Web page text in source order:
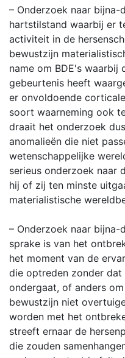
– Onderzoek naar
hartstilstand waarbij er
activiteit in de
bewustzijn
name om BDE's waarbij
gebeurtenis heeft
er onvoldoende
soort waarneming ook
draait het onderzoek
anomalieën die niet
wetenschappelijke
serieus onderzoek naar
hij of zij ten minste
materialistische
– Onderzoek naar
sprake is van het
het moment van de
die optreden zonder
ondergaat, of anders
bewustzijn niet
worden met het
streeft ernaar de
die zouden